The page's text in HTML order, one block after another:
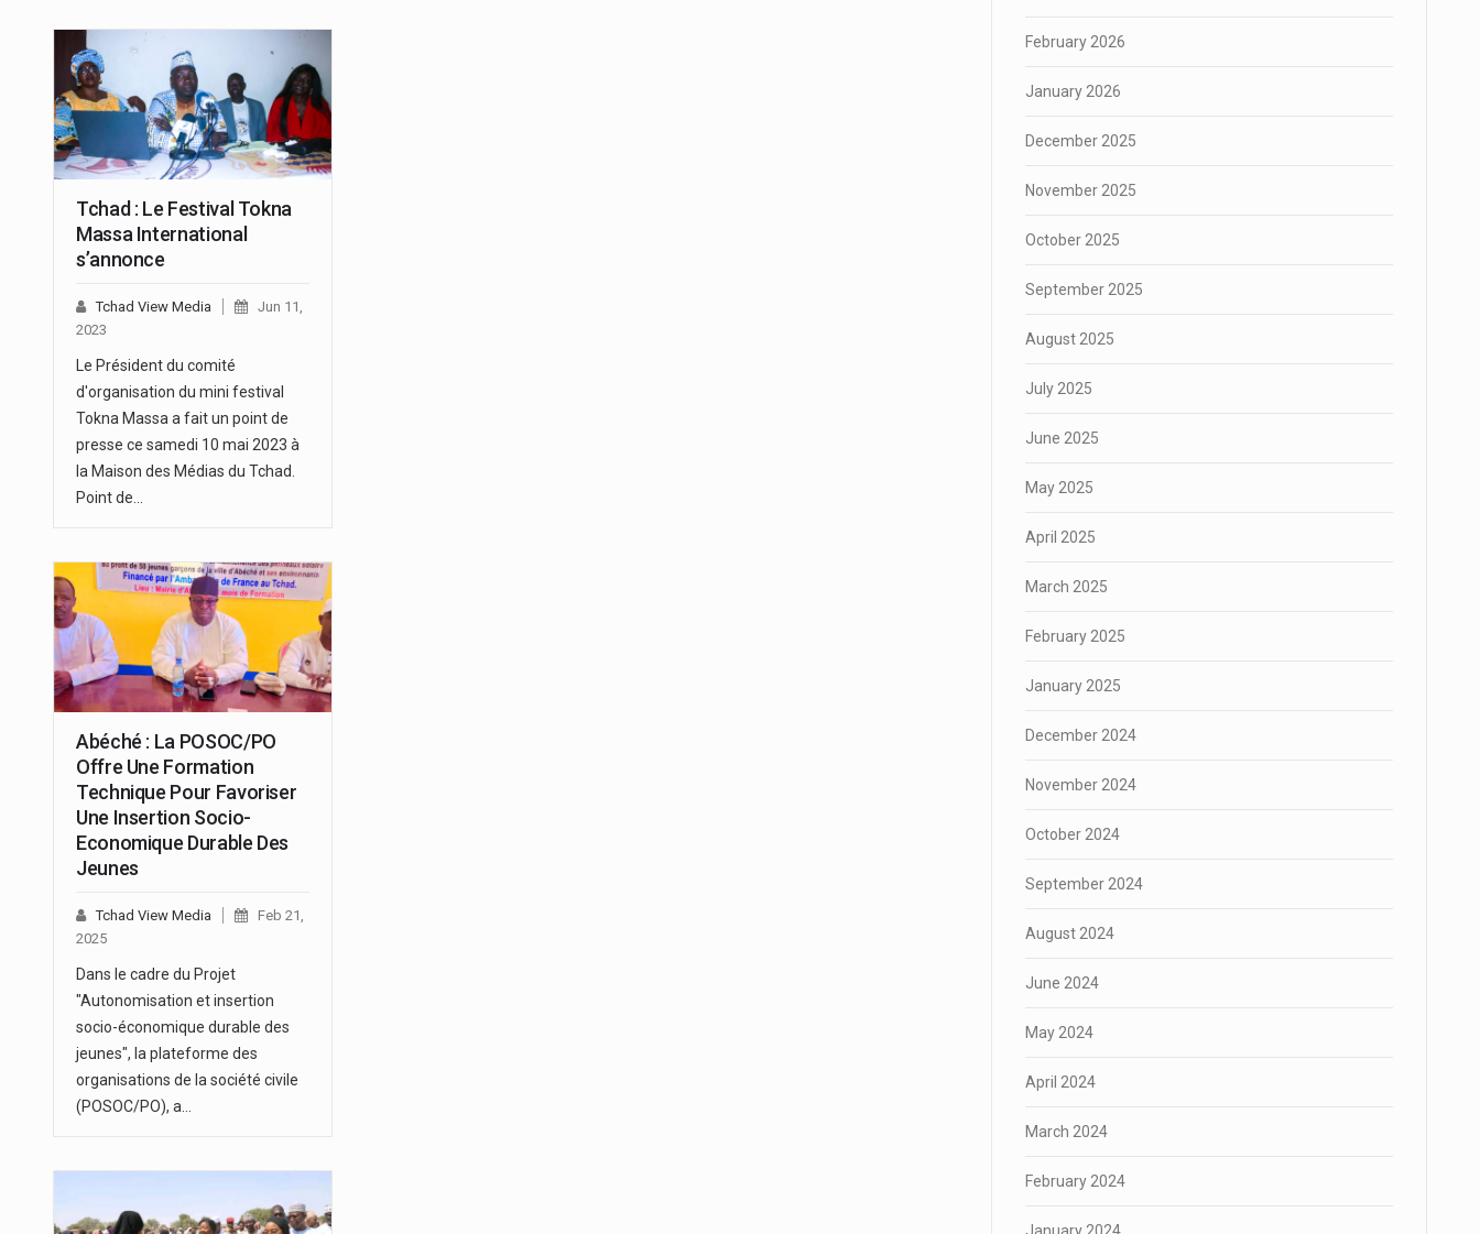
Tchad : Le Festival Tokna
Massa International
s’annonce
Tchad View Media
Jun 11,
2023
Le Président du comité
d'organisation du mini festival
Tokna Massa a fait un point de
presse ce samedi 10 mai 2023 à
la Maison des Médias du Tchad.
Point de…
Abéché : La POSOC/PO
Offre Une Formation
Technique Pour Favoriser
Une Insertion Socio-
Economique Durable Des
Jeunes
Tchad View Media
Feb 21,
2025
Dans le cadre du Projet
"Autonomisation et insertion
socio-économique durable des
jeunes", la plateforme des
organisations de la société civile
(POSOC/PO), a…
February 2026
January 2026
December 2025
November 2025
October 2025
September 2025
August 2025
July 2025
June 2025
May 2025
April 2025
March 2025
February 2025
January 2025
December 2024
November 2024
October 2024
September 2024
August 2024
June 2024
May 2024
April 2024
March 2024
February 2024